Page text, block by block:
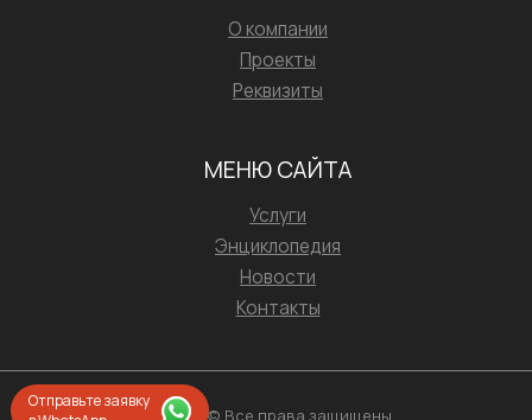
Отправьте заявку
О компании
Проекты
Реквизиты
МЕНЮ САЙТА
Услуги
Энциклопедия
Новости
Контакты
2026 © Все права защищены